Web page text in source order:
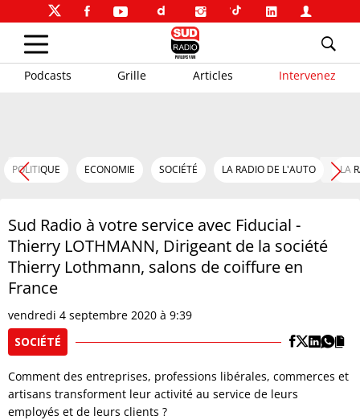
Podcasts Grille Articles Intervenez
POLITIQUE ECONOMIE SOCIÉTÉ LA RADIO DE L'AUTO LA
Sud Radio à votre service avec Fiducial -
Thierry LOTHMANN, Dirigeant de la société
Thierry Lothmann, salons de coiffure en
France
vendredi 4 septembre 2020 à 9:39
SOCIÉTÉ
Comment des entreprises, professions libérales, commerces et
artisans transforment leur activité au service de leurs
employés et de leurs clients ?